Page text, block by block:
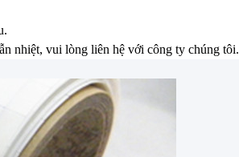
nhiệt, vui lòng liên hệ với công ty chúng tôi.